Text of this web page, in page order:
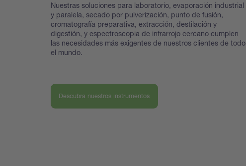
Nuestras soluciones para laboratorio, evaporación industrial
y paralela, secado por pulverización, punto de fusión,
cromatografía preparativa, extracción, destilación y
digestión, y espectroscopia de infrarrojo cercano cumplen
las necesidades más exigentes de nuestros clientes de todo
el mundo.
Descubra nuestros instrumentos